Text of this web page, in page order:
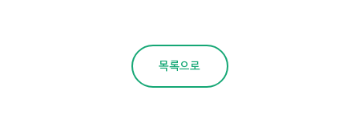
목록으로